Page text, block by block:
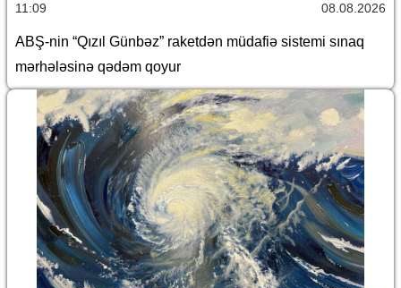
11:09 08.08.2026
ABŞ-nin “Qızıl Günbəz” raketdən müdafiə sistemi sınaq
mərhələsinə qədəm qoyur